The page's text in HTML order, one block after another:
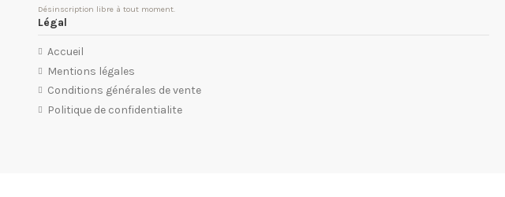
Désinscription libre à tout moment.
Légal
Accueil
Mentions légales
Conditions générales de vente
Politique de confidentialite